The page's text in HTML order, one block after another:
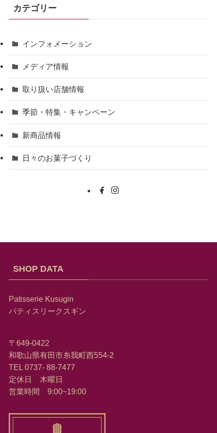
カテゴリー
インフォメーション
メディア情報
取り扱い店舗情報
季節・特集・キャンペーン
新商品情報
日々のお菓子づくり
SHOP DATA
Patisserie Kusugin
パティスリークスギン
〒649-0422
和歌山県有田市糸我町西554-2
TEL 0737- 88-7477
定休日 木曜日
営業時間 9:00~19:00